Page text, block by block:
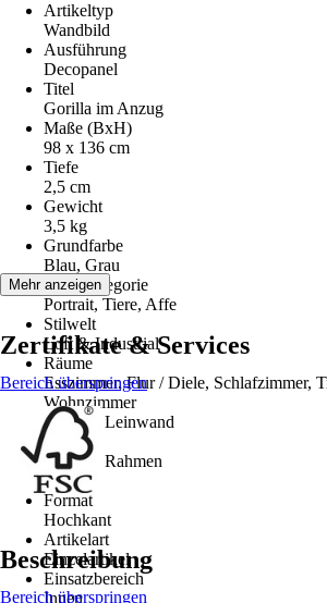
Artikeltyp
Wandbild
Ausführung
Decopanel
Titel
Gorilla im Anzug
Maße (BxH)
98 x 136 cm
Tiefe
2,5 cm
Gewicht
3,5 kg
Grundfarbe
Blau, Grau
Motivkategorie
Portrait, Tiere, Affe
Stilwelt
Loft & Industrial
Räume
Esszimmer, Flur / Diele, Schlafzimmer,
Wohnzimmer
Material Leinwand
MDF
Material Rahmen
MDF
Format
Hochkant
Artikelart
Einzelartikel
Einsatzbereich
Innen
Mehr anzeigen
Zertifikate & Services
Bereich überspringen
Beschreibung
Bereich überspringen